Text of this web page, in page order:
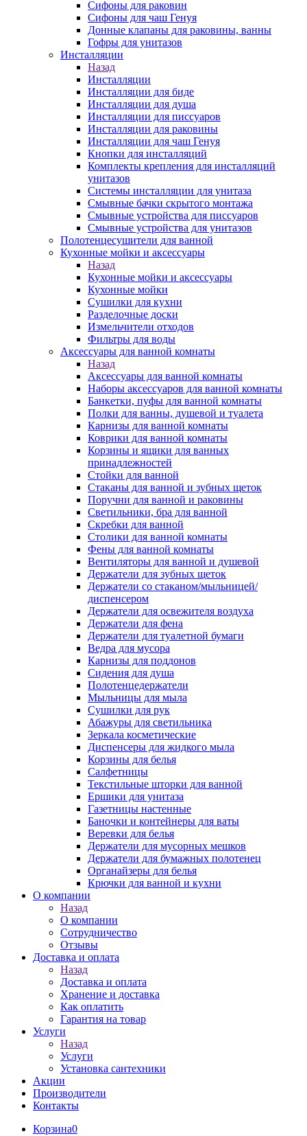
Сифоны для раковин
Сифоны для чаш Генуя
Донные клапаны для раковины, ванны
Гофры для унитазов
Инсталляции
Назад
Инсталляции
Инсталляции для биде
Инсталляции для душа
Инсталляции для писсуаров
Инсталляции для раковины
Инсталляции для чаш Генуя
Кнопки для инсталляций
Комплекты крепления для инсталляций
унитазов
Системы инсталляции для унитаза
Смывные бачки скрытого монтажа
Смывные устройства для писсуаров
Смывные устройства для унитазов
Полотенцесушители для ванной
Кухонные мойки и аксессуары
Назад
Кухонные мойки и аксессуары
Кухонные мойки
Сушилки для кухни
Разделочные доски
Измельчители отходов
Фильтры для воды
Аксессуары для ванной комнаты
Назад
Аксессуары для ванной комнаты
Наборы аксессуаров для ванной комнаты
Банкетки, пуфы для ванной комнаты
Полки для ванны, душевой и туалета
Карнизы для ванной комнаты
Коврики для ванной комнаты
Корзины и ящики для ванных
принадлежностей
Стойки для ванной
Стаканы для ванной и зубных щеток
Поручни для ванной и раковины
Светильники, бра для ванной
Скребки для ванной
Столики для ванной комнаты
Фены для ванной комнаты
Вентиляторы для ванной и душевой
Держатели для зубных щеток
Держатели со стаканом/мыльницей/
диспенсером
Держатели для освежителя воздуха
Держатели для фена
Держатели для туалетной бумаги
Ведра для мусора
Карнизы для поддонов
Сидения для душа
Полотенцедержатели
Мыльницы для мыла
Сушилки для рук
Абажуры для светильника
Зеркала косметические
Диспенсеры для жидкого мыла
Корзины для белья
Салфетницы
Текстильные шторки для ванной
Ершики для унитаза
Газетницы настенные
Баночки и контейнеры для ваты
Веревки для белья
Держатели для мусорных мешков
Держатели для бумажных полотенец
Органайзеры для белья
Крючки для ванной и кухни
О компании
Назад
О компании
Сотрудничество
Отзывы
Доставка и оплата
Назад
Доставка и оплата
Хранение и доставка
Как оплатить
Гарантия на товар
Услуги
Назад
Услуги
Установка сантехники
Акции
Производители
Контакты
Корзина0